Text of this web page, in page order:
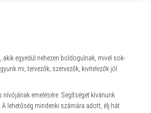
egyedül nehezen boldogulnak, mivel sok-
mi, tervezők, szervezők, kivitelezők jól
emelésére. Segítséget kívánunk
lehetőség mindenki számára adott, élj hát